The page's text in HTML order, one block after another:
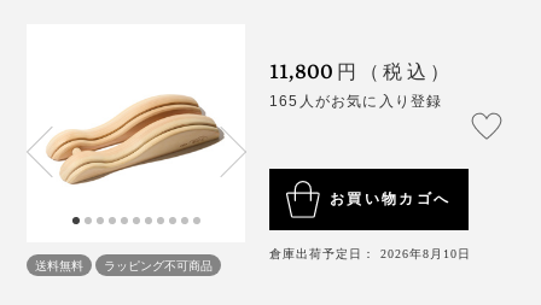
り、膝の角度を変えたり、腕や脚を動かしたり、体を左
右に倒したり……。
『指圧らくだ』は、木製バットづくりの技術を活かし
て、森林王国・岩手産のスギ材から、熟練の職人たちが
送料無料 ラッピング不可商品
11,800 円（税込）
165人がお気に入り登録
お買い物カゴへ
倉庫出荷予定日： 2026年8月10日